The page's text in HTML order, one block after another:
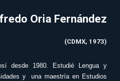
Oria Fernández
(CDMX, 1973)
desde 1980. Estudié Lengua y
y una maestría en Estudios